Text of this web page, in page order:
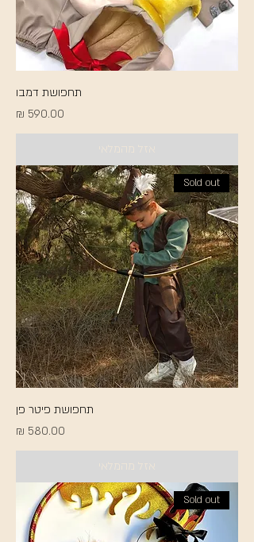
תחפושת דמבו
מחיר
אזל מהמלאי
Sold out
תחפושת פיטר פן
מחיר
אזל מהמלאי
Sold out